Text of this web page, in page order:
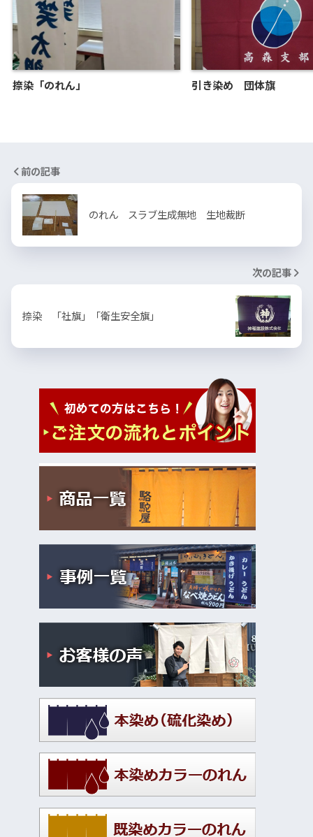
捺染「のれん」 引き染め 団体旗
前の記事
のれん スラブ生成無地 生地裁断
次の記事
捺染 「社旗」「衛生安全旗」